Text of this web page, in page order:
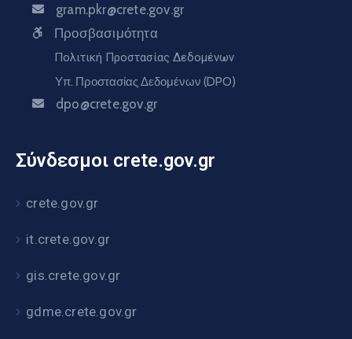
gram.pkr@crete.gov.gr
Προσβασιμότητα
Πολιτική Προστασίας Δεδομένων
Υπ. Προστασίας Δεδομένων (DPO)
dpo@crete.gov.gr
Σύνδεσμοι crete.gov.gr
crete.gov.gr
it.crete.gov.gr
gis.crete.gov.gr
gdme.crete.gov.gr